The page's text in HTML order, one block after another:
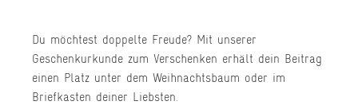
Du möchtest doppelte Freude? Mit unserer
Geschenkurkunde zum Verschenken erhält dein Beitrag
einen Platz unter dem Weihnachtsbaum oder im
Briefkasten deiner Liebsten.